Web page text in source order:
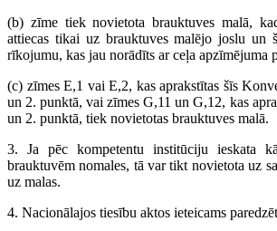
(b) zīme tiek novietota brauktuves malā,
attiecas tikai uz brauktuves malējo joslu un
rīkojumu, kas jau norādīts ar ceļa apzīmējuma
(c) zīmes E,1 vai E,2, kas aprakstītas šīs
un 2. punktā, vai zīmes G,11 un G,12, kas
un 2. punktā, tiek novietotas brauktuves malā.
3. Ja pēc kompetentu institūciju ieskata
brauktuvēm nomales, tā var tikt novietota uz
uz malas.
4. Nacionālajos tiesību aktos ieteicams